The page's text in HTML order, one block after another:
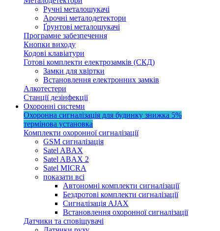
Ручні металошукачі
Арочні металодетектори
Ґрунтові металошукачі
Програмне забезпечення
Кнопки виходу
Кодові клавіатури
Готові комплекти електрозамків (СКД)
Замки для хвіртки
Встановлення електронних замків
Алкотестери
Станції дезінфекції
Охоронні системи
Охоронна сигналізація для будинку знижка 5%
термінова установка
Комплекти охоронної сигналізації
GSM сигналізація
Satel ABAX
Satel ABAX 2
Satel MICRA
показати всі
Автономні комплекти сигналізації
Бездротові комплекти сигналізації
Сигналізація AJAX
Встановлення охоронної сигналізації
Датчики та сповіщувачі